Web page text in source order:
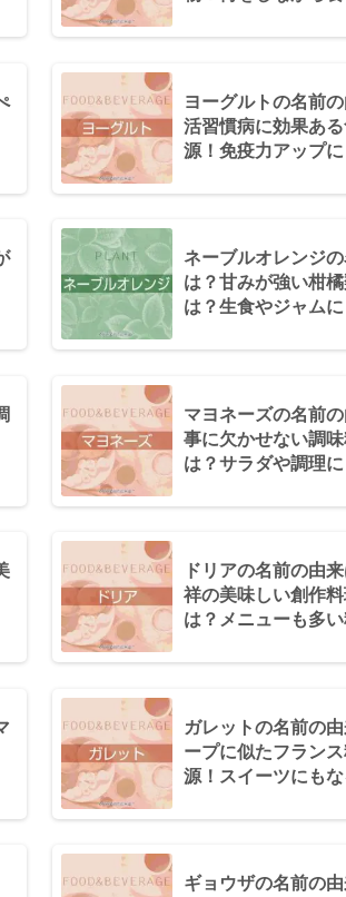
ヨーグルトの名前
活習慣病に効果あ
源！免疫力アップに
ネーブルオレンジ
は？甘みが強い柑
は？生食やジャムに
マヨネーズの名前
事に欠かせない調
は？サラダや調理に
ドリアの名前の由
祥の美味しい創作
は？メニューも多
ガレットの名前の
ープに似たフラン
源！スイーツにも
ギョウザの名前の